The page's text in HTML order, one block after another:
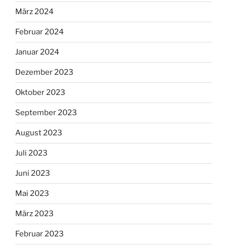
März 2024
Februar 2024
Januar 2024
Dezember 2023
Oktober 2023
September 2023
August 2023
Juli 2023
Juni 2023
Mai 2023
März 2023
Februar 2023